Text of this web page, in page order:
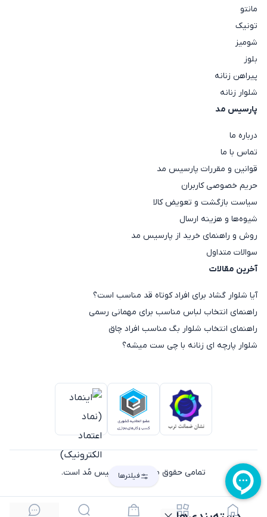
مانتو
تونیک
شومیز
بلوز
پیراهن زنانه
شلوار زنانه
پارسیس مد
درباره ما
تماس با ما
قوانین و مقررات پارسیس مد
حریم خصوصی کاربران
سیاست بازگشت و تعویض کالا
شیوه‌ها و هزینه ارسال
روش و راهنمای خرید از پارسیس مد
سوالات متداول
آخرین مقالات
آیا شلوار گشاد برای افراد کوتاه قد مناسب است؟
راهنمای انتخاب لباس مناسب برای مهمانی رسمی
راهنمای انتخاب شلوار بگ مناسب افراد چاق
شلوار پارچه ای زنانه با چی ست میشه؟
تمامی حقوق متعلق به پارسیس مُد است.
فیلترها